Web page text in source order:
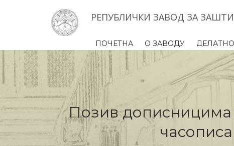
РЕПУБЛИЧКИ ЗАВОД ЗА
ПОЧЕТНА О ЗАВОДУ
Позив дописницима